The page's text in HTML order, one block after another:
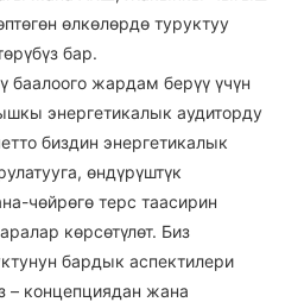
өлкөлөрдө туруктуу
бар.
баалоого жардам берүү үчүн
энергетикалык аудиторду
биздин энергетикалык
өндүрүштүк
чөйрөгө терс таасирин
көрсөтүлөт. Биз
бардык аспектилери
концепциядан жана